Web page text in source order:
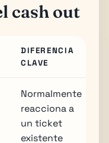
cash out
DIFERENCIA
CLAVE
Normalmente
reacciona a
un ticket
existente